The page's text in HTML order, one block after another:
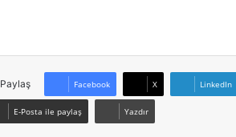
Paylaş Facebook X LinkedIn
E-Posta ile paylaş Yazdır